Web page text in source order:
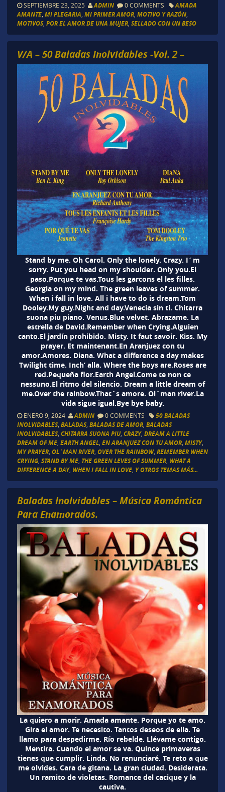
SEPTIEMBRE 23, 2025 ADMIN 0 COMMENTS
AMADA
AMANTE, MI PLEGARIA MI PRIMER AMOR, MOTIVO Y RAZÓN,
MOTIVOS, POR EL AMOR DE UNA MUJER, SELLADO CON UN BESO
V/A – 50 Baladas Inolvidables -Vol. 2 –
Stand by me. Oh Carol. Only the lonely. Crazy. I´m
sorry. Put you head on my shoulder. Only you.El
paso.Porque te vas.Tous les garcons el les filles.
Georgia on my mind. The green leaves of summer.
When i fall in love. All i have to do is dream.Tom
Dooley.My guy.Night and day.Venecia sin ti. Chitarra
suona piu piano. Venus.Blue velvet. Abrazame. La
estrella de David.Remember when Crying.Alguien
canto.El jardín prohibido. Misty. It faut savoir. Kiss. My
prayer. Et maintenant.En Aranjuez con tu
amor.Amores. Diana. What a difference a day makes
Twilight time. Inch’ alla. Where the boys are.Roses are
red.Pequeña flor.Earth Angel.Come te non ce
nessuno.El ritmo del silencio. Dream a little dream of
me.Over the rainbow.That´s amore. Ol´man river.La
vida sigue igual.Bye bye baby.
ENERO 9, 2024 ADMIN 0 COMMENTS
50 BALADAS
INOLVIDABLES, BALADAS, BALADAS DE AMOR, BALADAS
INOLVIDABLES, CHITARRA SUONA PIU, CRAZY, DREAM A LITTLE
DREAM OF ME, EARTH ANGEL, EN ARANJUEZ CON TU AMOR, MISTY,
MY PRAYER, OL´MAN RIVER, OVER THE RAINBOW, REMEMBER WHEN
CRYING, STAND BY ME, THE GREEN LEVES OF SUMMER, WHAT A
DIFFERENCE A DAY, WHEN I FALL IN LOVE, Y OTROS TEMAS MÁS...
Baladas Inolvidables – Música Romántica
Para Enamorados.
La quiero a morir. Amada amante. Porque yo te amo.
Gira el amor. Te necesito. Tantos deseos de ella. Te
llamo para despedirme. Río rebelde. Llévame contigo.
Mentira. Cuando el amor se va. Quince primaveras
tienes que cumplir. Linda. No renunciaré. Te reto a que
me olvides. Cara de gitana. La gran ciudad. Desiderata.
Un ramito de violetas. Romance del cacique y la
cautiva.